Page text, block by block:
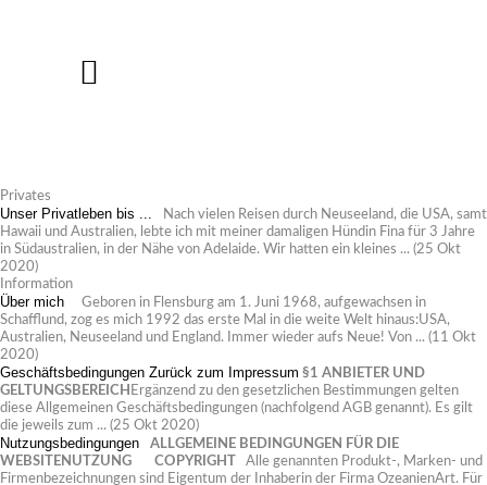
Privates
Unser Privatleben bis ...
Nach vielen Reisen durch Neuseeland, die USA, samt
Hawaii und Australien, lebte ich mit meiner damaligen Hündin Fina für 3 Jahre
in Südaustralien, in der Nähe von Adelaide. Wir hatten ein kleines ... (25 Okt
2020)
Information
Über mich
Geboren in Flensburg am 1. Juni 1968, aufgewachsen in
Schafflund, zog es mich 1992 das erste Mal in die weite Welt hinaus:USA,
Australien, Neuseeland und England. Immer wieder aufs Neue! Von ... (11 Okt
2020)
Geschäftsbedingungen Zurück zum Impressum §1 ANBIETER UND
GELTUNGSBEREICH Ergänzend zu den gesetzlichen Bestimmungen gelten
diese Allgemeinen Geschäftsbedingungen (nachfolgend AGB genannt). Es gilt
die jeweils zum ... (25 Okt 2020)
Nutzungsbedingungen
ALLGEMEINE BEDINGUNGEN FÜR DIE
WEBSITENUTZUNG
COPYRIGHT
Alle genannten Produkt-, Marken- und
Firmenbezeichnungen sind Eigentum der Inhaberin der Firma OzeanienArt. Für